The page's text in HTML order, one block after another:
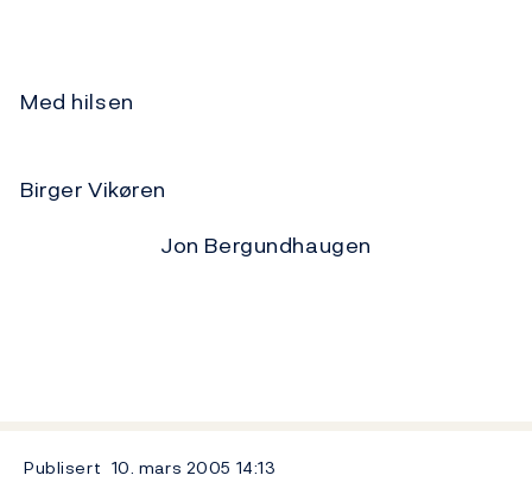
Med hilsen
Birger Vikøren
Jon Bergundhaugen
Publisert 10. mars 2005 14:13